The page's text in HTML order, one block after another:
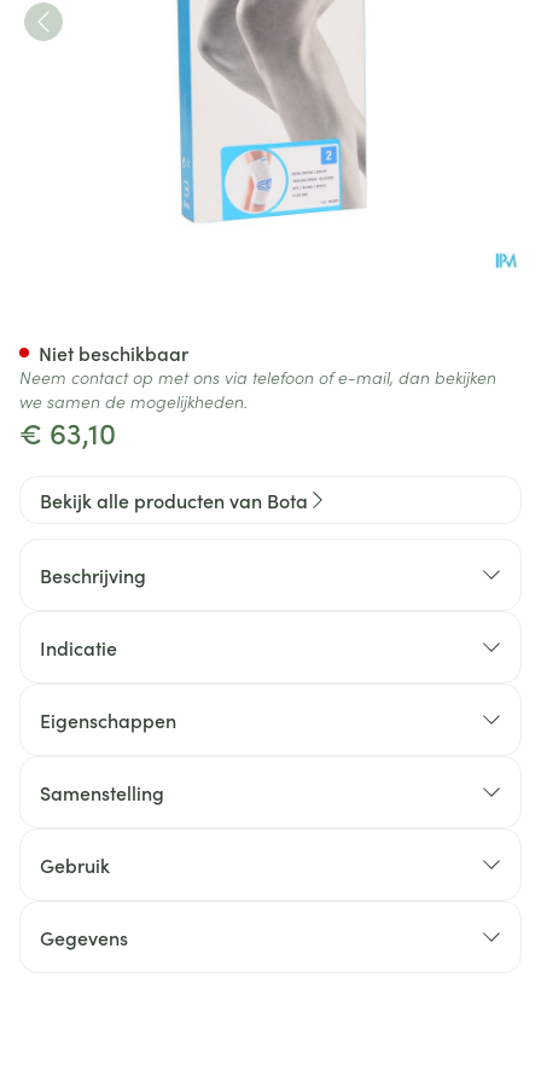
€ 63,10
Niet beschikbaar
Neem contact op met ons via telefoon of e-mail, dan bekijken
we samen de mogelijkheden.
Bekijk alle producten van Bota
Beschrijving
Indicatie
Eigenschappen
Samenstelling
Gebruik
Gegevens